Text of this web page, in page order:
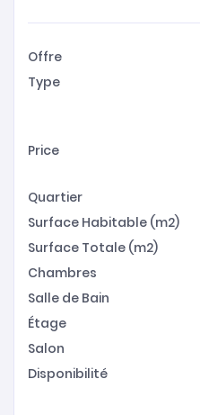
Offre
Type
Price
Quartier
Surface Habitable (m2)
Surface Totale (m2)
Chambres
Salle de Bain
Étage
Salon
Disponibilité